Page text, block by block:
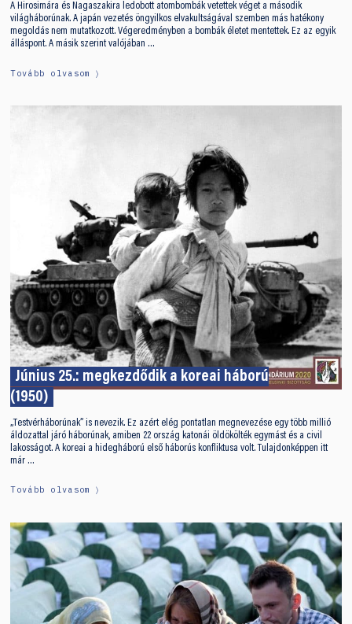
A Hirosimára és Nagaszakira ledobott atombombák vetettek véget a második
világháborúnak. A japán vezetés öngyilkos elvakultságával szemben más hatékony
megoldás nem mutatkozott. Végeredményben a bombák életet mentettek. Ez az egyik
álláspont. A másik szerint valójában …
Tovább olvasom
Június 25.: megkezdődik a koreai háború
(1950)
„Testvérháborúnak” is nevezik. Ez azért elég pontatlan megnevezése egy több millió
áldozattal járó háborúnak, amiben 22 ország katonái öldökölték egymást és a civil
lakosságot. A koreai a hidegháború első háborús konfliktusa volt. Tulajdonképpen itt
már …
Tovább olvasom